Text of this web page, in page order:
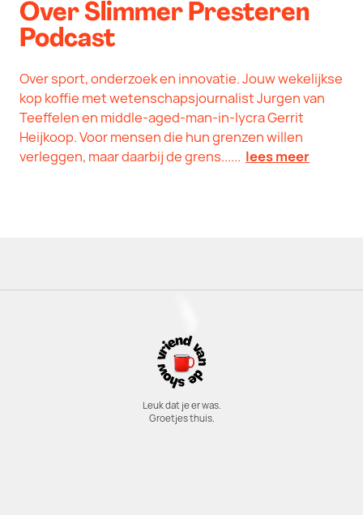
Over Slimmer Presteren
Podcast
Over sport, onderzoek en innovatie. Jouw wekelijkse
kop koffie met wetenschapsjournalist Jurgen van
Teeffelen en middle-aged-man-in-lycra Gerrit
Heijkoop. Voor mensen die hun grenzen willen
verleggen, maar daarbij de grens...... lees meer
Leuk dat je er was.
Groetjes thuis.